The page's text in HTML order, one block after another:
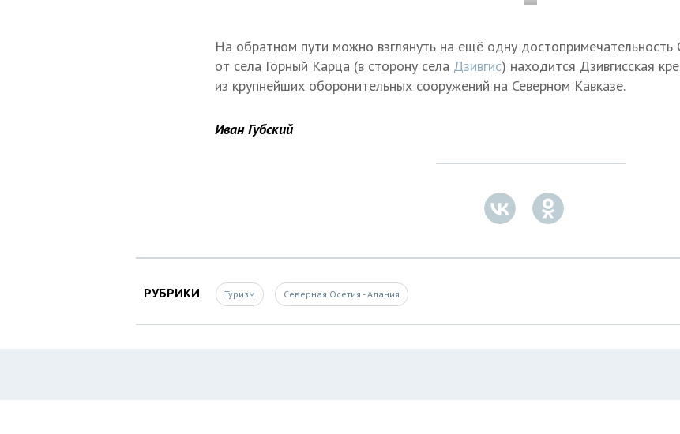
На обратном пути можно взглянуть на ещё одну достопримечательность
от села Горный Карца (в сторону села Дзивгис) находится Дзивгисская
из крупнейших оборонительных сооружений на Северном Кавказе.
Иван Губский
РУБРИКИ Туризм Северная Осетия - Алания